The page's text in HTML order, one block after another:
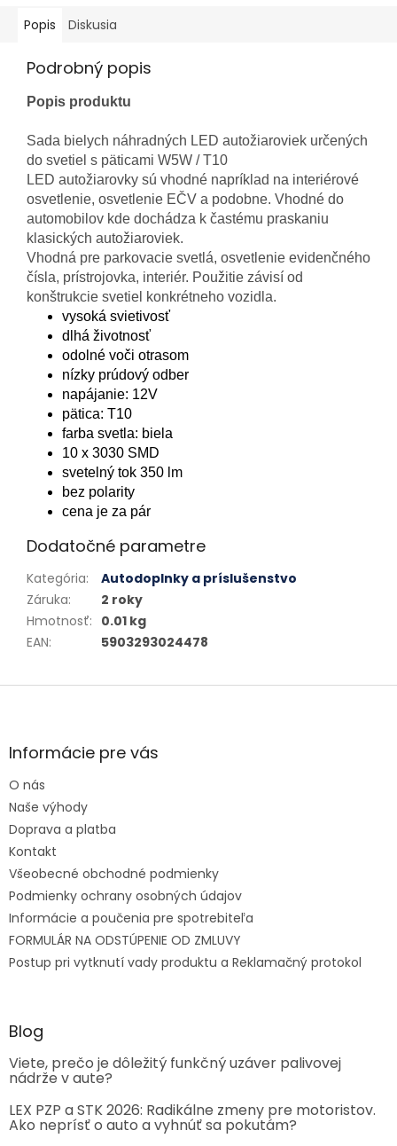
Popis Diskusia
Podrobný popis
Popis produktu
Sada bielych náhradných LED autožiaroviek určených
do svetiel s päticami W5W / T10
LED autožiarovky sú vhodné napríklad na interiérové
osvetlenie, osvetlenie EČV a podobne. Vhodné do
automobilov kde dochádza k častému praskaniu
klasických autožiaroviek.
Vhodná pre parkovacie svetlá, osvetlenie evidenčného
čísla, prístrojovka, interiér. Použitie závisí od
konštrukcie svetiel konkrétneho vozidla.
vysoká svietivosť
dlhá životnosť
odolné voči otrasom
nízky prúdový odber
napájanie: 12V
pätica: T10
farba svetla: biela
10 x 3030 SMD
svetelný tok 350 lm
bez polarity
cena je za pár
Dodatočné parametre
Kategória:
Autodoplnky a príslušenstvo
Záruka:
2 roky
Hmotnosť: 0.01 kg
EAN: 5903293024478
Zápätie
Informácie pre vás
O nás
Naše výhody
Doprava a platba
Kontakt
Všeobecné obchodné podmienky
Podmienky ochrany osobných údajov
Informácie a poučenia pre spotrebiteľa
FORMULÁR NA ODSTÚPENIE OD ZMLUVY
Postup pri vytknutí vady produktu a Reklamačný protokol
Blog
Viete, prečo je dôležitý funkčný uzáver palivovej
nádrže v aute?
LEX PZP a STK 2026: Radikálne zmeny pre motoristov.
Ako neprísť o auto a vyhnúť sa pokutám?